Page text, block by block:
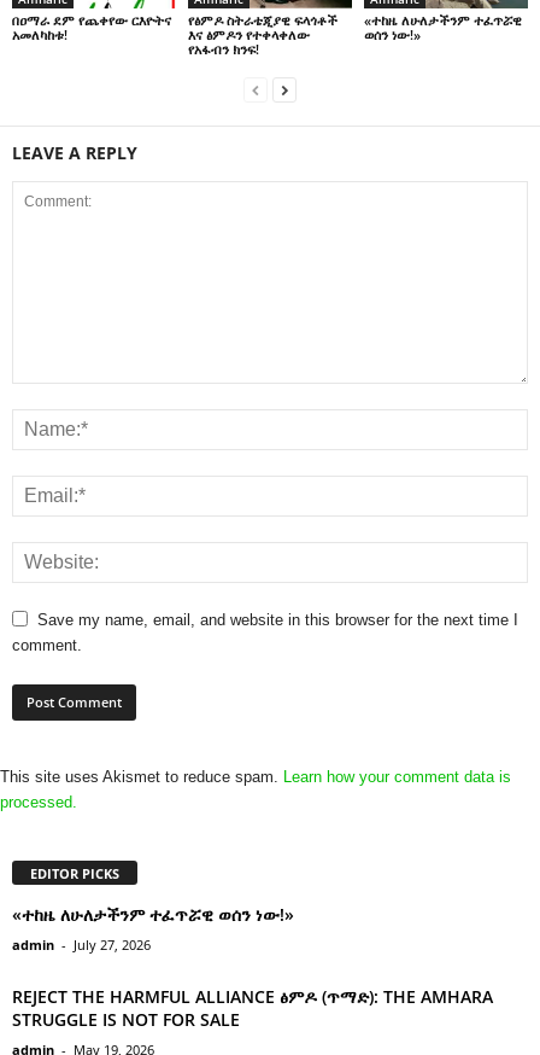
በዐማራ ደም የጨቀየው ርእዮትና
አመለካከቱ!
የፅምዶ ስትራቴጂያዊ ፍላጎቶች
እና ፅምዶን የተቀላቀለው
የአፋብን ክንፍ!
«ተከዜ ለሁለታችንም ተፈጥሯዊ
ወሰን ነው!»
LEAVE A REPLY
Save my name, email, and website in this browser for the next time I
comment.
This site uses Akismet to reduce spam. Learn how your comment data is
processed.
EDITOR PICKS
«ተከዜ ለሁለታችንም ተፈጥሯዊ ወሰን ነው!»
admin - July 27, 2026
REJECT THE HARMFUL ALLIANCE ፅምዶ (ጥማድ): THE AMHARA
STRUGGLE IS NOT FOR SALE
admin - May 19, 2026